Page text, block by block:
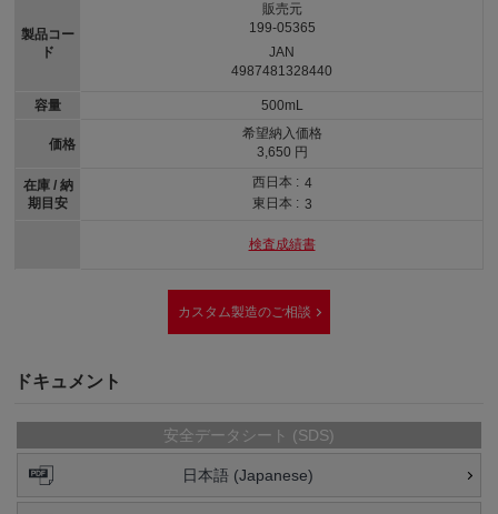
製品コー
ド
容量
価格
在庫 / 納
期目安
販売元
199-05365
JAN
4987481328440
500mL
希望納入価格
3,650 円
西日本 : 4
東日本 : 3
検査成績書
カスタム製造のご相談
ドキュメント
安全データシート (SDS)
日本語 (Japanese)